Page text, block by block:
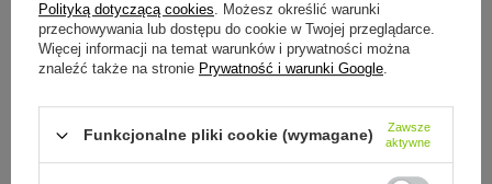
Butelka termiczna stalowa Dr.Bacty
Iris 500 ml - czerwona
69,99 zł
Polityką dotyczącą cookies. Możesz określić warunki
przechowywania lub dostępu do cookie w Twojej przeglądarce.
Więcej informacji na temat warunków i prywatności można
znaleźć także na stronie Prywatność i warunki Google.
Funkcjonalne pliki cookie (wymagane)
Zawsze
aktywne